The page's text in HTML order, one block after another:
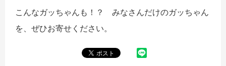
こんなガッちゃんも！？ みなさんだけのガッちゃん
を、ぜひお寄せください。